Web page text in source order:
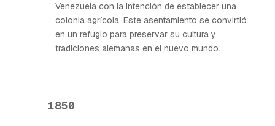
Venezuela con la intención de establecer una
colonia agrícola. Este asentamiento se convirtió
en un refugio para preservar su cultura y
tradiciones alemanas en el nuevo mundo.
1850